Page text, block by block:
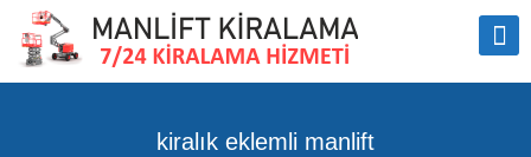
kiralık eklemli manlift